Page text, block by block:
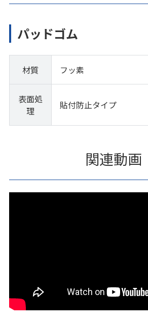
パッドゴム
材質 フッ素
表面処
理
貼付防止タイプ
関連動画